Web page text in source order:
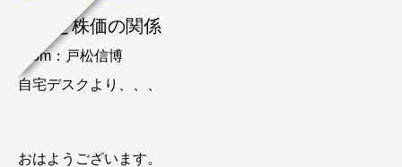
政治と株価の関係
From：戸松信博
自宅デスクより、、、
おはようございます。